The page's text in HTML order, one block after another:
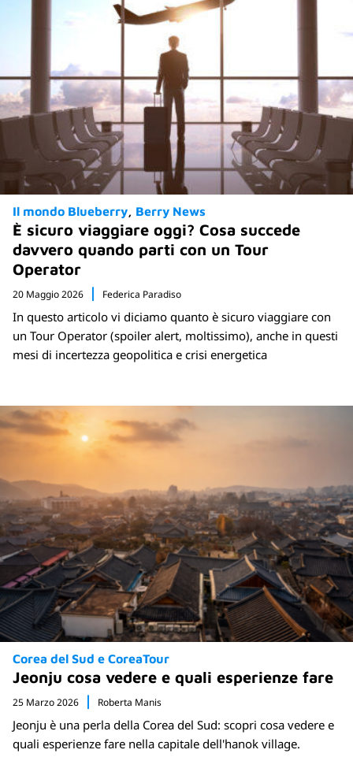
Il mondo Blueberry Berry News
È sicuro viaggiare oggi? Cosa succede
davvero quando parti con un Tour
Operator
20 Maggio 2026 Federica Paradiso
In questo articolo vi diciamo quanto è sicuro viaggiare con
un Tour Operator (spoiler alert, moltissimo), anche in questi
mesi di incertezza geopolitica e crisi energetica
Corea del Sud e CoreaTour
Jeonju cosa vedere e quali esperienze fare
25 Marzo 2026 Roberta Manis
Jeonju è una perla della Corea del Sud: scopri cosa vedere e
quali esperienze fare nella capitale dell'hanok village.